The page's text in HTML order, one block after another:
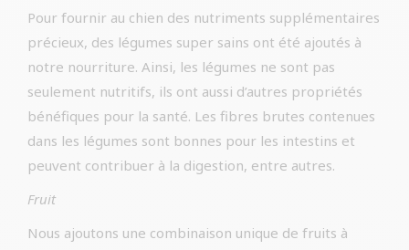
Pour fournir au chien des nutriments supplémentaires
précieux, des légumes super sains ont été ajoutés à
notre nourriture. Ainsi, les légumes ne sont pas
seulement nutritifs, ils ont aussi d’autres propriétés
bénéfiques pour la santé. Les fibres brutes contenues
dans les légumes sont bonnes pour les intestins et
peuvent contribuer à la digestion, entre autres.
Fruit
Nous ajoutons une combinaison unique de fruits à